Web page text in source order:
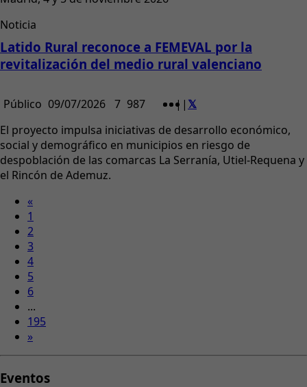
Noticia
Latido Rural reconoce a FEMEVAL por la
revitalización del medio rural valenciano
Público 09/07/2026 7 987 | |
El proyecto impulsa iniciativas de desarrollo económico,
social y demográfico en municipios en riesgo de
despoblación de las comarcas La Serranía, Utiel-Requena y
el Rincón de Ademuz.
«
1
2
3
4
5
6
...
195
»
Eventos